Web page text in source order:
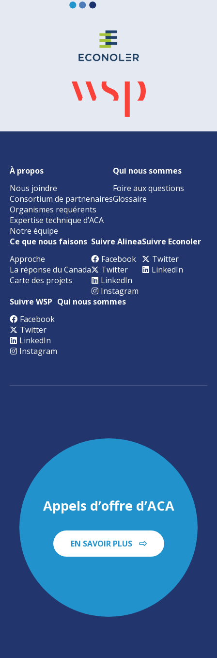
À propos
Nous joindre
Consortium de partnenaires
Organismes requérents
Expertise technique d’ACA
Notre équipe
Qui nous sommes
Foire aux questions
Glossaire
Ce que nous faisons
Approche
La réponse du Canada
Carte des projets
Suivre Alinea
Facebook
Twitter
LinkedIn
Instagram
Suivre Econoler
Twitter
LinkedIn
Suivre WSP
Facebook
Twitter
LinkedIn
Instagram
Qui nous sommes
Appels d’offre d’ACA
EN SAVOIR PLUS